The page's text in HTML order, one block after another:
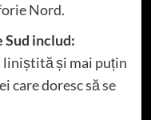
Nord.
includ:
liniștită și mai puțin
care doresc să se